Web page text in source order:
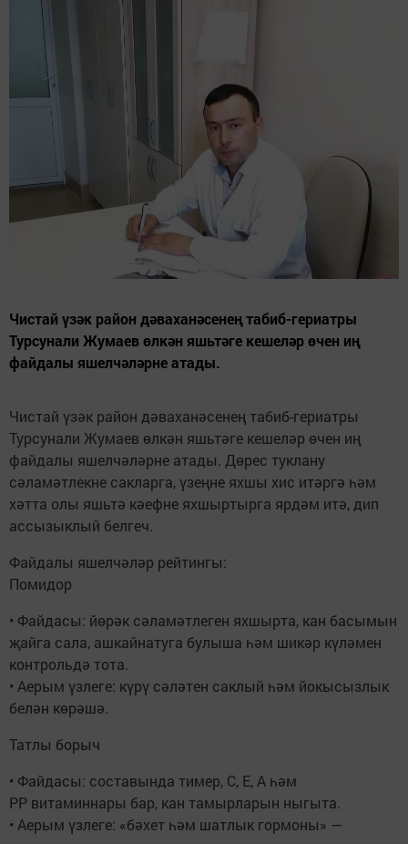
Чистай үзәк район дәваханәсенең табиб-гериатры
Турсунали Жумаев өлкән яшьтәге кешеләр өчен иң
файдалы яшелчәләрне атады.
Чистай үзәк район дәваханәсенең табиб-гериатры
Турсунали Жумаев өлкән яшьтәге кешеләр өчен иң
файдалы яшелчәләрне атады. Дөрес туклану
сәламәтлекне сакларга, үзеңне яхшы хис итәргә һәм
хәтта олы яшьтә кәефне яхшыртырга ярдәм итә, дип
ассызыклый белгеч.
Файдалы яшелчәләр рейтингы:
Помидор
• Файдасы: йөрәк сәламәт­леген яхшырта, кан басымын
җайга сала, ашкайнатуга булыша һәм шикәр күләмен
контрольдә тота.
• Аерым үзлеге: күрү сәләтен саклый һәм йокысызлык
белән көрәшә.
Татлы борыч
• Файдасы: составында тимер, С, Е, А һәм
РР витаминнары бар, кан тамырларын ныгыта.
• Аерым үзлеге: «бәхет һәм шатлык гормоны» —